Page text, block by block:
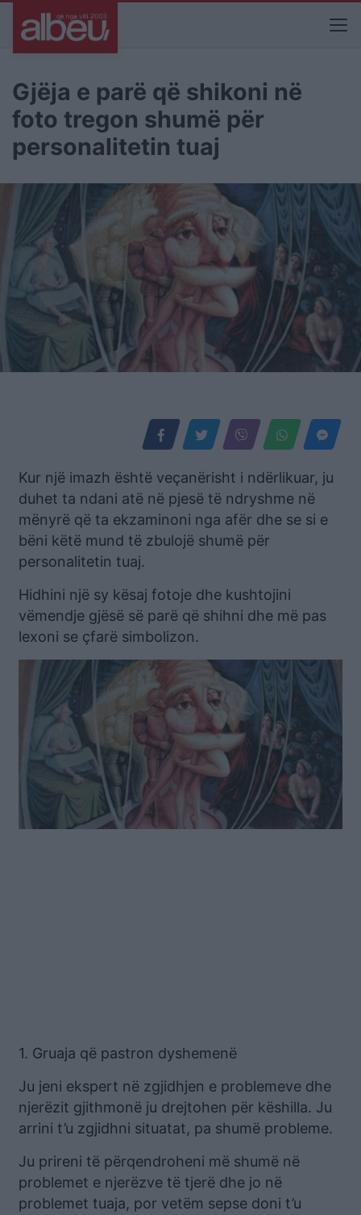
Gjëja e parë që shikoni në
foto tregon shumë për
personalitetin tuaj
Kur një imazh është veçanërisht i ndërlikuar, ju
duhet ta ndani atë në pjesë të ndryshme në
mënyrë që ta ekzaminoni nga afër dhe se si e
bëni këtë mund të zbulojë shumë për
personalitetin tuaj.
Hidhini një sy kësaj fotoje dhe kushtojini
vëmendje gjësë së parë që shihni dhe më pas
lexoni se çfarë simbolizon.
1. Gruaja që pastron dyshemenë
Ju jeni ekspert në zgjidhjen e problemeve dhe
njerëzit gjithmonë ju drejtohen për këshilla. Ju
arrini t’u zgjidhni situatat, pa shumë probleme.
Ju prireni të përqendroheni më shumë në
problemet e njerëzve të tjerë dhe jo në
problemet tuaja, por vetëm sepse doni t’u